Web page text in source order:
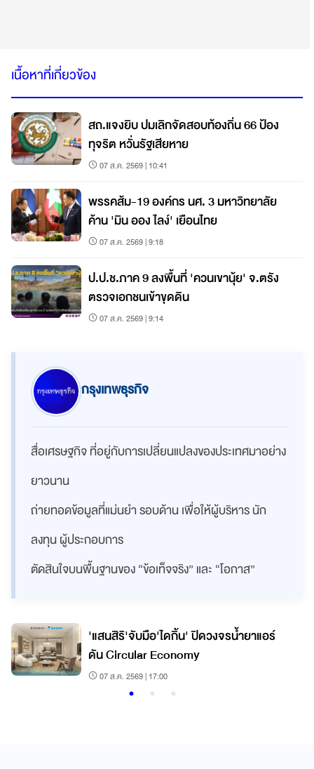
เนื้อหาที่เกี่ยวข้อง
สถ.แจงยิบ ปมเลิกจัดสอบท้องถิ่น 66 ป้อง
ทุจริต หวั่นรัฐเสียหาย
07 ส.ค. 2569 | 10:41
พรรคส้ม-19 องค์กร นศ. 3 มหาวิทยาลัย
ค้าน 'มิน ออง ไลง์' เยือนไทย
07 ส.ค. 2569 | 9:18
ป.ป.ช.ภาค 9 ลงพื้นที่ 'ควนเขานุ้ย' จ.ตรัง
ตรวจเอกชนเข้าขุดดิน
07 ส.ค. 2569 | 9:14
กรุงเทพธุรกิจ
สื่อเศรษฐกิจ ที่อยู่กับการเปลี่ยนแปลงของประเทศมาอย่าง
ยาวนาน
ถ่ายทอดข้อมูลที่แม่นยำ รอบด้าน เพื่อให้ผู้บริหาร นัก
ลงทุน ผู้ประกอบการ
ตัดสินใจบนพื้นฐานของ “ข้อเท็จจริง” และ “โอกาส”
'แสนสิริ'จับมือ'ไดกิ้น' ปิดวงจรน้ำยาแอร์
ดัน Circular Economy
07 ส.ค. 2569 | 17:00